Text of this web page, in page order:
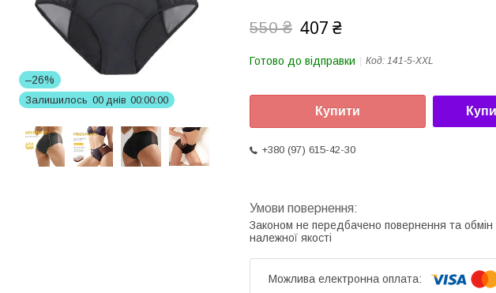
–26%
Залишилось 00 днів 00 00 00
550 ₴ 407 ₴
Готово до відправки Код: 141-5-XXL
Купити
+380 (97) 615-42-30
Законом не передбачено повернення та обмін
належної якості